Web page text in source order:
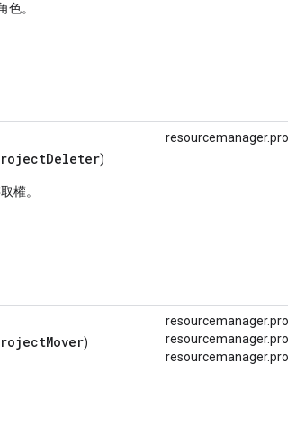
色。
)
權。
resourcemanager.
)
resourcemanager.